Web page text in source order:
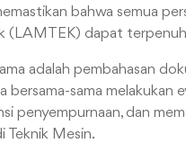
bahwa semua
(LAMTEK) dapat
adalah pembahasan
bersama-sama melakukan
penyempurnaan, dan
Teknik Mesin.